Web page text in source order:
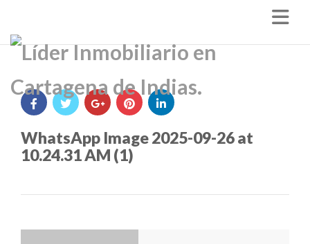
WhatsApp Image 2025-09-26 at
10.24.31 AM (1)